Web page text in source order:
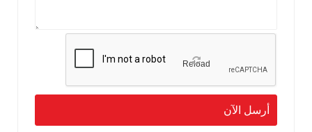
Reload